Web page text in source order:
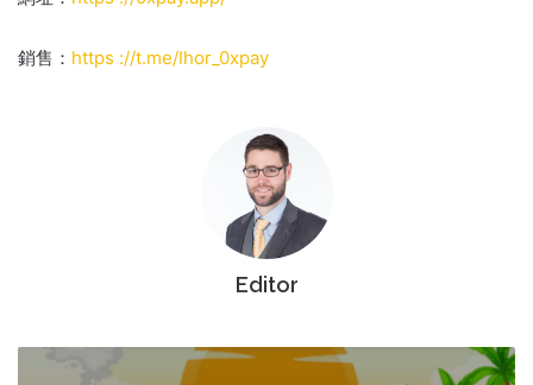
銷售： https ://t.me/Ihor_0xpay
Editor